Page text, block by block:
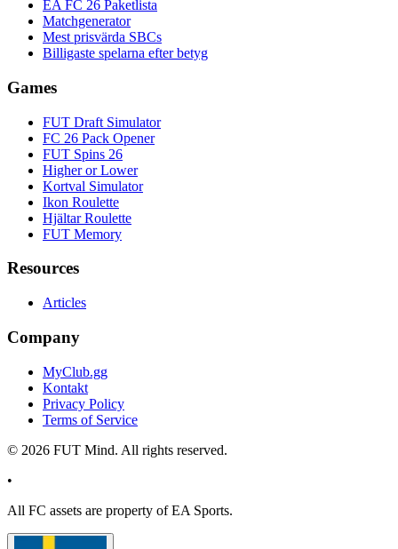
EA FC 26 Paketlista
Matchgenerator
Mest prisvärda SBCs
Billigaste spelarna efter betyg
Games
FUT Draft Simulator
FC 26 Pack Opener
FUT Spins 26
Higher or Lower
Kortval Simulator
Ikon Roulette
Hjältar Roulette
FUT Memory
Resources
Articles
Company
MyClub.gg
Kontakt
Privacy Policy
Terms of Service
© 2026 FUT Mind. All rights reserved.
•
All FC assets are property of EA Sports.